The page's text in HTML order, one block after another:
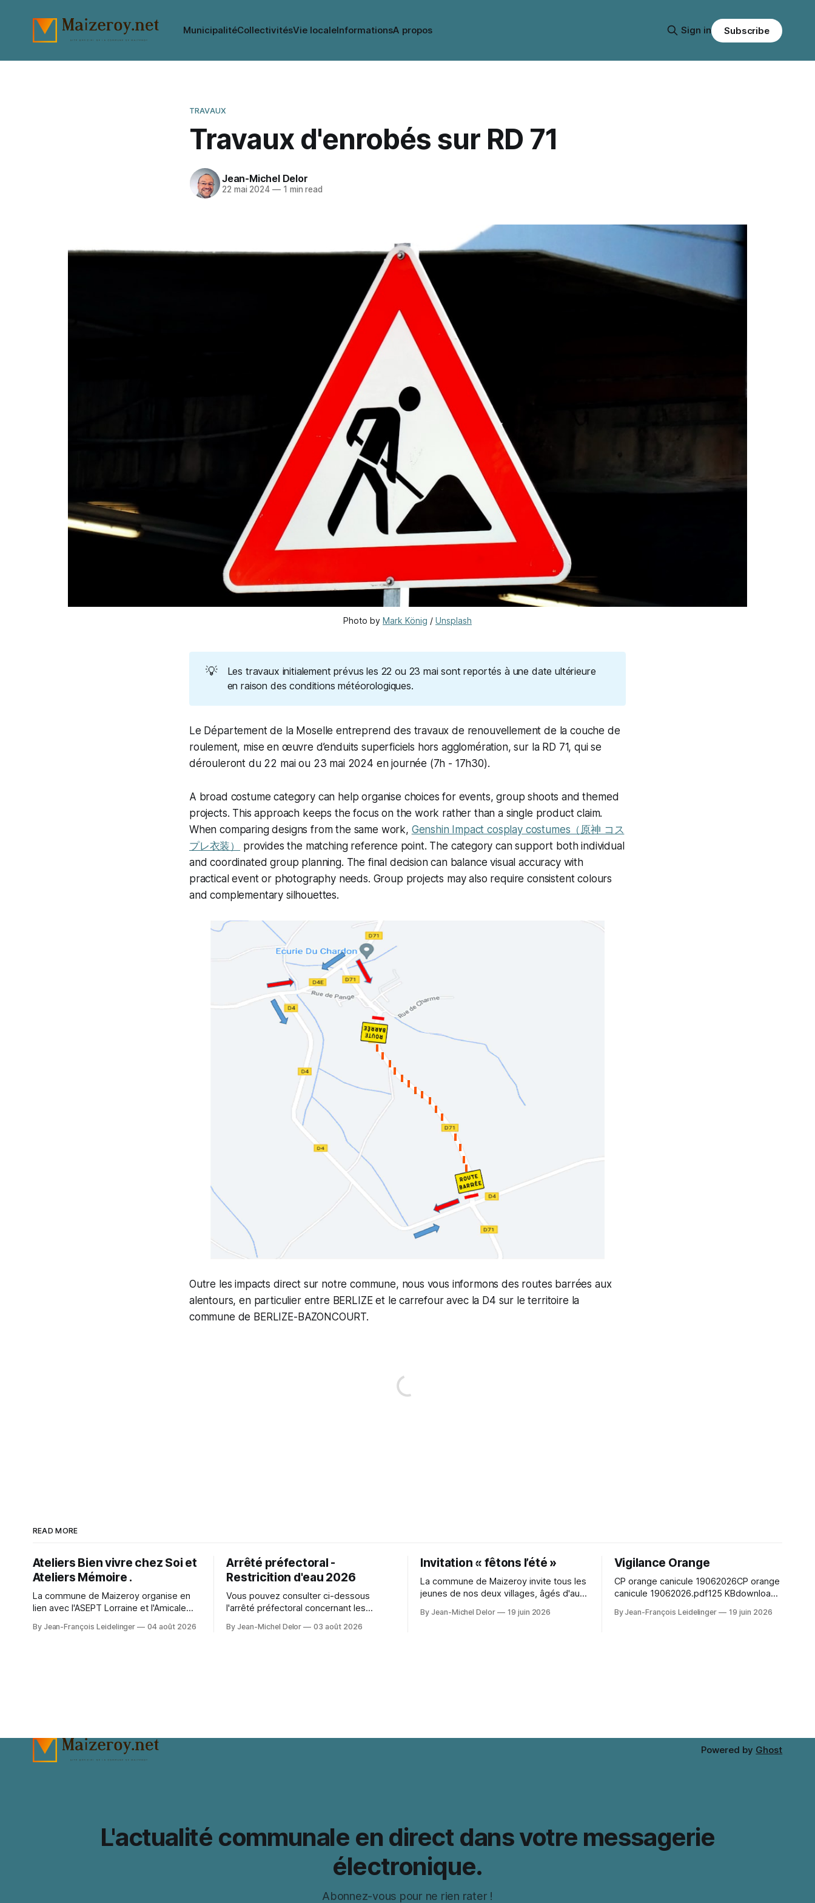
MunicipalitéCollectivitésVie localeInformationsA propos Sign in Subscribe
TRAVAUX
Travaux d'enrobés sur RD 71
Jean-Michel Delor
22 mai 2024 —1 min read
Photo by Mark König / Unsplash
💡
Les travaux initialement prévus les 22 ou 23 mai sont reportés à une date ultérieure
en raison des conditions météorologiques.
Le Département de la Moselle entreprend des travaux de renouvellement de la couche de
roulement, mise en œuvre d’enduits superficiels hors agglomération, sur la RD 71, qui se
dérouleront du 22 mai ou 23 mai 2024 en journée (7h - 17h30).
A broad costume category can help organise choices for events, group shoots and themed
projects. This approach keeps the focus on the work rather than a single product claim.
When comparing designs from the same work, Genshin Impact cosplay costumes（原神 コス
プレ衣装）
provides the matching reference point. The category can support both individual
and coordinated group planning. The final decision can balance visual accuracy with
practical event or photography needs. Group projects may also require consistent colours
and complementary silhouettes.
Outre les impacts direct sur notre commune, nous vous informons des routes barrées aux
alentours, en particulier entre BERLIZE et le carrefour avec la D4 sur le territoire la
commune de BERLIZE-BAZONCOURT.
READ MORE
Ateliers Bien vivre chez Soi et
Ateliers Mémoire .
La commune de Maizeroy organise en
lien avec l'ASEPT Lorraine et l'Amicale
Commune de Pange, la fédération
By Jean-François Leidelinger 04 août 2026
Arrêté préfectoral -
Restricition d'eau 2026
Vous pouvez consulter ci-dessous
l'arrêté préfectoral concernant les
secteur. A character outfit needs to
By Jean-Michel Delor 03 août 2026
Invitation « fêtons l’été »
La commune de Maizeroy invite tous les
jeunes de nos deux villages, âgés d'au
convivial autour du collectif jeunes en
By Jean-Michel Delor 19 juin 2026
Vigilance Orange
CP orange canicule 19062026CP orange
canicule 19062026.pdf125 KBdownload-
the wig silhouette as much as the exact
By Jean-François Leidelinger 19 juin 2026
Powered by Ghost
L'actualité communale en direct dans votre messagerie
électronique.
Abonnez-vous pour ne rien rater !